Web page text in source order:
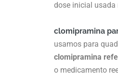
dose inicial
clomipramina
usamos para
clomipramina
o medicamento